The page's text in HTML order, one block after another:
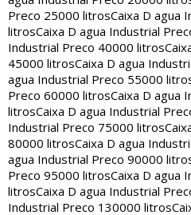
Preco 25000 litrosCaixa D agua
litrosCaixa D agua Industrial
Industrial Preco 40000 litros
45000 litrosCaixa D agua
agua Industrial Preco 55000
Preco 60000 litrosCaixa D agua
litrosCaixa D agua Industrial
Industrial Preco 75000 litros
80000 litrosCaixa D agua
agua Industrial Preco 90000
Preco 95000 litrosCaixa D agua
litrosCaixa D agua Industrial
Industrial Preco 130000 litros